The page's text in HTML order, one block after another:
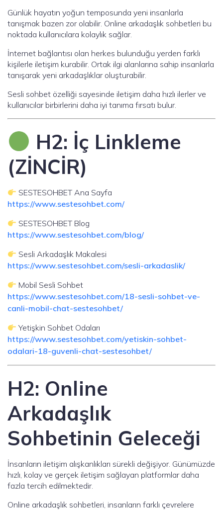
Günlük hayatın yoğun temposunda yeni insanlarla
tanışmak bazen zor olabilir. Online arkadaşlık sohbetleri bu
noktada kullanıcılara kolaylık sağlar.
İnternet bağlantısı olan herkes bulunduğu yerden farklı
kişilerle iletişim kurabilir. Ortak ilgi alanlarına sahip insanlarla
tanışarak yeni arkadaşlıklar oluşturabilir.
Sesli sohbet özelliği sayesinde iletişim daha hızlı ilerler ve
kullanıcılar birbirlerini daha iyi tanıma fırsatı bulur.
H2: İç Linkleme
(ZİNCİR)
SESTESOHBET Ana Sayfa
https://www.sestesohbet.com/
SESTESOHBET Blog
https://www.sestesohbet.com/blog/
Sesli Arkadaşlık Makalesi
https://www.sestesohbet.com/sesli-arkadaslik/
Mobil Sesli Sohbet
https://www.sestesohbet.com/18-sesli-sohbet-ve-
canli-mobil-chat-sestesohbet/
Yetişkin Sohbet Odaları
https://www.sestesohbet.com/yetiskin-sohbet-
odalari-18-guvenli-chat-sestesohbet/
H2: Online
Arkadaşlık
Sohbetinin Geleceği
İnsanların iletişim alışkanlıkları sürekli değişiyor. Günümüzde
hızlı, kolay ve gerçek iletişim sağlayan platformlar daha
fazla tercih edilmektedir.
Online arkadaşlık sohbetleri, insanların farklı çevrelere